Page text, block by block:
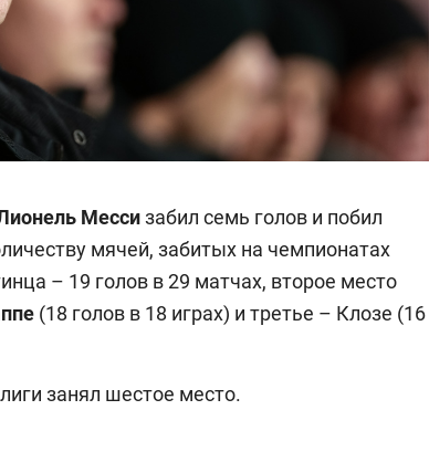
Мессизабил семь голов и побил
мячей, забитых на чемпионатах
– 19 голов в 29 матчах, второе место
(18 голов в 18 играх) и третье – Клозе (16
занял шестое место.